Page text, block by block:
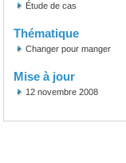
Étude de cas
Thématique
Changer pour manger
Mise à jour
12 novembre 2008